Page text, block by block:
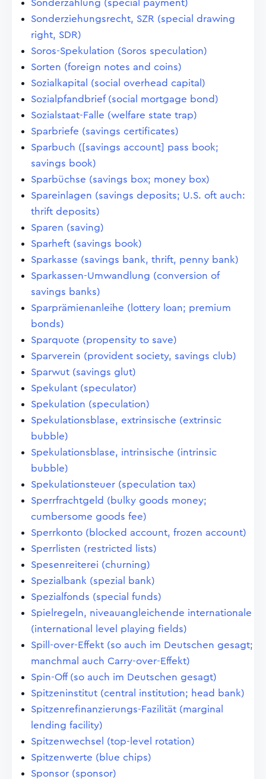
Sonderzahlung (special payment)
Sonderziehungsrecht, SZR (special drawing
right, SDR)
Soros-Spekulation (Soros speculation)
Sorten (foreign notes and coins)
Sozialkapital (social overhead capital)
Sozialpfandbrief (social mortgage bond)
Sozialstaat-Falle (welfare state trap)
Sparbriefe (savings certificates)
Sparbuch ([savings account] pass book;
savings book)
Sparbüchse (savings box; money box)
Spareinlagen (savings deposits; U.S. oft auch:
thrift deposits)
Sparen (saving)
Sparheft (savings book)
Sparkasse (savings bank, thrift, penny bank)
Sparkassen-Umwandlung (conversion of
savings banks)
Sparprämienanleihe (lottery loan; premium
bonds)
Sparquote (propensity to save)
Sparverein (provident society, savings club)
Sparwut (savings glut)
Spekulant (speculator)
Spekulation (speculation)
Spekulationsblase, extrinsische (extrinsic
bubble)
Spekulationsblase, intrinsische (intrinsic
bubble)
Spekulationsteuer (speculation tax)
Sperrfrachtgeld (bulky goods money;
cumbersome goods fee)
Sperrkonto (blocked account, frozen account)
Sperrlisten (restricted lists)
Spesenreiterei (churning)
Spezialbank (spezial bank)
Spezialfonds (special funds)
Spielregeln, niveauangleichende internationale
(international level playing fields)
Spill-over-Effekt (so auch im Deutschen gesagt;
manchmal auch Carry-over-Effekt)
Spin-Off (so auch im Deutschen gesagt)
Spitzeninstitut (central institution; head bank)
Spitzenrefinanzierungs-Fazilität (marginal
lending facility)
Spitzenwechsel (top-level rotation)
Spitzenwerte (blue chips)
Sponsor (sponsor)